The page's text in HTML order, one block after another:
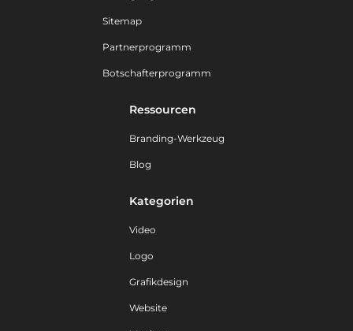
Sitemap
Partnerprogramm
Botschafterprogramm
Ressourcen
Branding-Werkzeug
Blog
Kategorien
Video
Logo
Grafikdesign
Website